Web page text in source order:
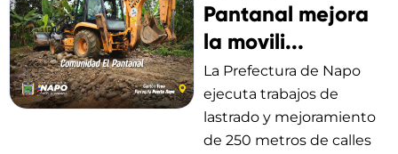
Pantanal mejora
la movili...
La Prefectura de Napo
ejecuta trabajos de
lastrado y mejoramiento
de 250 metros de calles